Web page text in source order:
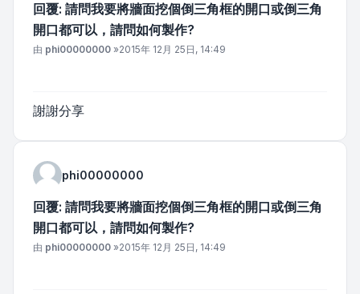
回覆: 請問我要將牆面挖個倒三角框的開口或倒三角
開口都可以，請問如何製作?
文章
由 phi00000000 »2015年 12月 25日, 14:49
謝謝分享
phi00000000
回覆: 請問我要將牆面挖個倒三角框的開口或倒三角
開口都可以，請問如何製作?
文章
由 phi00000000 »2015年 12月 25日, 14:49